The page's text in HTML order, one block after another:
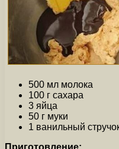
500 мл молока
100 г сахара
3 яйца
50 г муки
1 ванильный
Приготовление: